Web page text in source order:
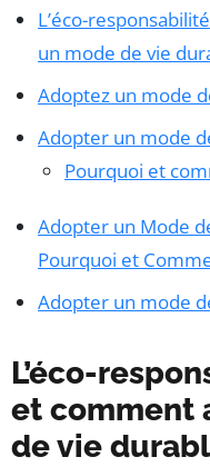
L’éco-
un mode de vie
Adoptez un mode
Adopter un mode
Pourquoi et
Adopter un Mode
Pourquoi et
Adopter un mode
L’éco-
et comment
de vie